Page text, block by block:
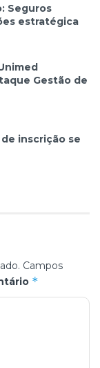
Seguros
estratégica
Gestão de
inscrição se
Campos
*